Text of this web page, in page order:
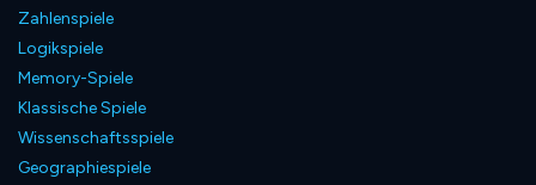
Zahlenspiele
Logikspiele
Memory-Spiele
Klassische Spiele
Wissenschaftsspiele
Geographiespiele